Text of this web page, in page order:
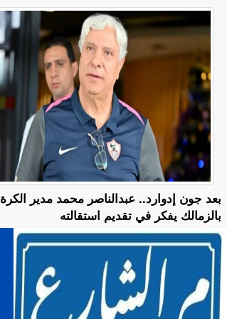
بعد جون إدوارد.. عبدالناصر محمد مدير الكرة
بالزمالك يفكر في تقديم استقالته